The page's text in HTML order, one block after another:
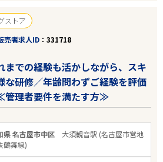
ストア
売者求人ID 331718
までの経験も活かしながら、スキ
な研修／年齢問わずご経験を評価
管理者要件を満たす方≫
県 名古屋市中区 大須観音駅 (名古屋市営地
鶴舞線)